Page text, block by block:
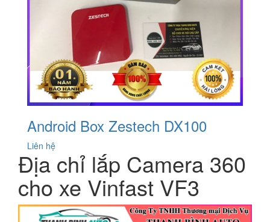
Android Box Zestech DX100
Liên hệ
Địa chỉ lắp Camera 360
cho xe Vinfast VF3